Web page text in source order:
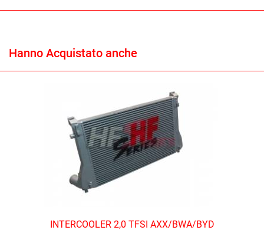
Hanno Acquistato anche
INTERCOOLER 2,0 TFSI AXX/BWA/BYD